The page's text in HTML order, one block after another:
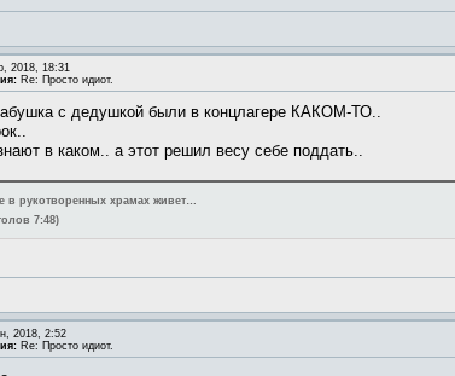
2018, 18:31
Re: Просто идиот.
с дедушкой были в концлагере КАКОМ-ТО..
в каком.. а этот решил весу себе поддать..
в рукотворенных храмах живет…
7:48)
2018, 2:52
Re: Просто идиот.